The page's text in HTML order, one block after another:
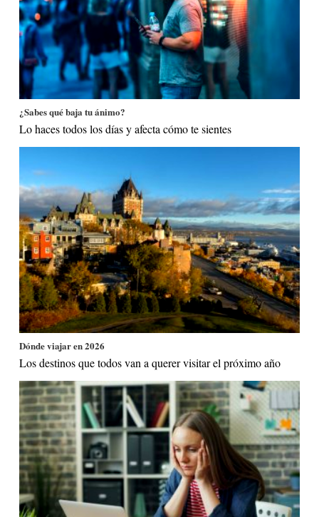
¿Sabes qué baja tu ánimo?
Lo haces todos los días y afecta cómo te sientes
Dónde viajar en 2026
Los destinos que todos van a querer visitar el próximo año